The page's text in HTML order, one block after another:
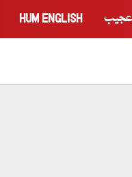
عجیب HUM ENGLISH